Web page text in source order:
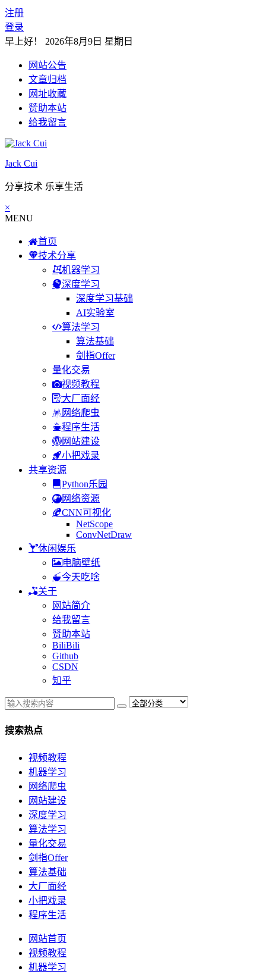
注册
登录
早上好！ 2026年8月9日 星期日
网站公告
文章归档
网址收藏
赞助本站
给我留言
Jack Cui
分享技术 乐享生活
×
MENU
首页
技术分享
机器学习
深度学习
深度学习基础
AI实验室
算法学习
算法基础
剑指Offer
量化交易
视频教程
大厂面经
网络爬虫
程序生活
网站建设
小把戏录
共享资源
Python乐园
网络资源
CNN可视化
NetScope
ConvNetDraw
休闲娱乐
电脑壁纸
今天吃啥
关于
网站简介
给我留言
赞助本站
BiliBili
Github
CSDN
知乎
搜索热点
视频教程
机器学习
网络爬虫
网站建设
深度学习
算法学习
量化交易
剑指Offer
算法基础
大厂面经
小把戏录
程序生活
网站首页
视频教程
机器学习